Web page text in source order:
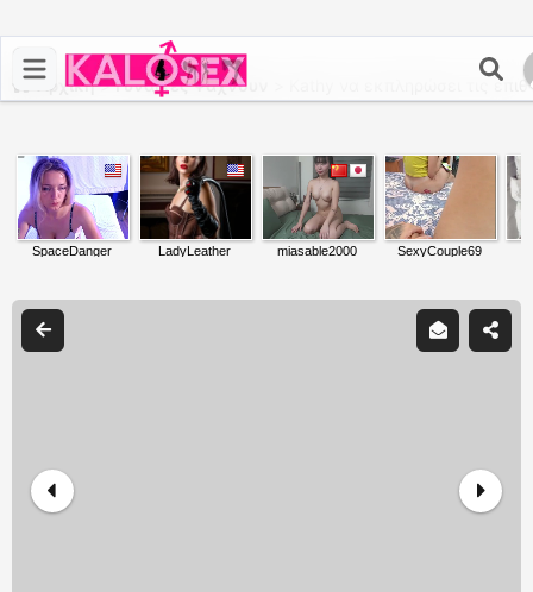
Αρχική >Γυναίκες Ψάχνουν Kathy να εκπληρώσει τις